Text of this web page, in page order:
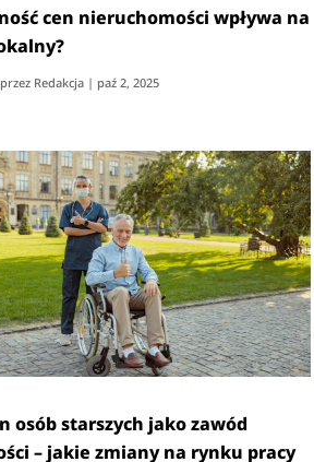
cen nieruchomości wpływa na
Redakcja| paź 2, 2025
osób starszych jako zawód
– jakie zmiany na rynku pracy